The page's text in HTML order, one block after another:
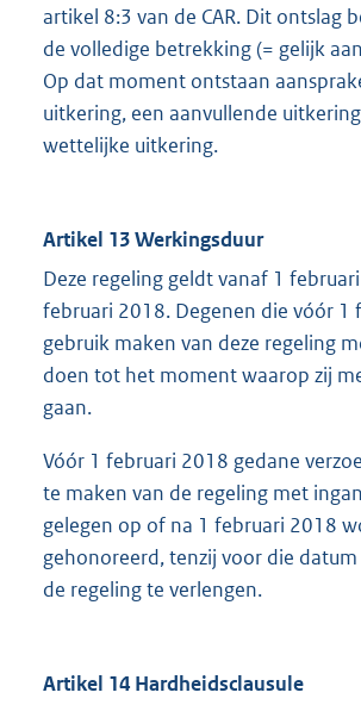
artikel 8:3 van de CAR. Dit ontslag
de volledige betrekking (= gelijk
Op dat moment ontstaan
uitkering, een aanvullende
wettelijke uitkering.
Artikel 13 Werkingsduur
Deze regeling geldt vanaf 1
februari 2018. Degenen die vóór 1
gebruik maken van deze regeling
doen tot het moment waarop zij
gaan.
Vóór 1 februari 2018 gedane
te maken van de regeling met
gelegen op of na 1 februari 2018
gehonoreerd, tenzij voor die
de regeling te verlengen.
Artikel 14 Hardheidsclausule